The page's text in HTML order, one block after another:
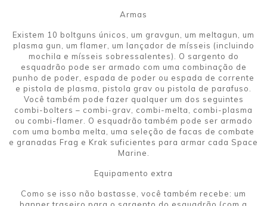
Armas
Existem 10 boltguns únicos, um gravgun, um meltagun, um
plasma gun, um flamer, um lançador de mísseis (incluindo
mochila e mísseis sobressalentes). O sargento do
esquadrão pode ser armado com uma combinação de
punho de poder, espada de poder ou espada de corrente
e pistola de plasma, pistola grav ou pistola de parafuso.
Você também pode fazer qualquer um dos seguintes
combi-bolters – combi-grav, combi-melta, combi-plasma
ou combi-flamer. O esquadrão também pode ser armado
com uma bomba melta, uma seleção de facas de combate
e granadas Frag e Krak suficientes para armar cada Space
Marine.
Equipamento extra
Como se isso não bastasse, você também recebe: um